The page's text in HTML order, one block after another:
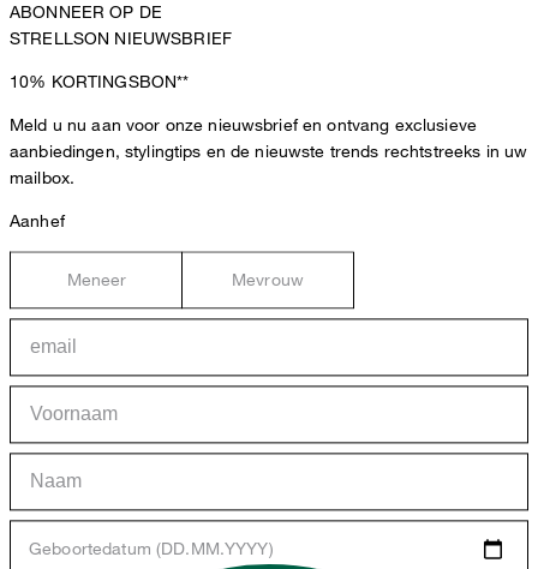
ABONNEER OP DE
STRELLSON NIEUWSBRIEF
10% KORTINGSBON**
Meld u nu aan voor onze nieuwsbrief en ontvang exclusieve
aanbiedingen, stylingtips en de nieuwste trends rechtstreeks in uw
mailbox.
Aanhef
Meneer Mevrouw
Geboortedatum (DD.MM.YYYY)